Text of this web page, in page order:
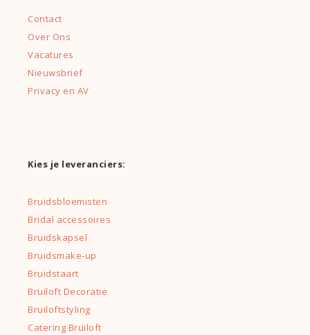
Contact
Over Ons
Vacatures
Nieuwsbrief
Privacy en AV
Kies je leveranciers:
Bruidsbloemisten
Bridal accessoires
Bruidskapsel
Bruidsmake-up
Bruidstaart
Bruiloft Decoratie
Bruiloftstyling
Catering Bruiloft